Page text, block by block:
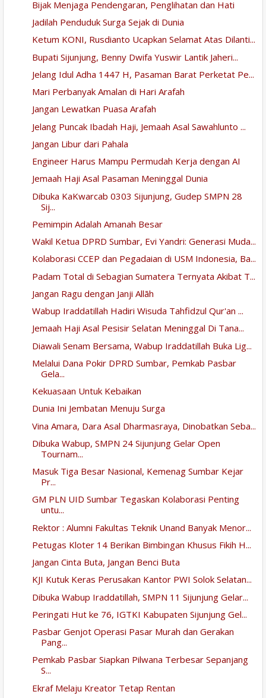
Bijak Menjaga Pendengaran, Penglihatan dan Hati
Jadilah Penduduk Surga Sejak di Dunia
Ketum KONI, Rusdianto Ucapkan Selamat Atas Dilanti...
Bupati Sijunjung, Benny Dwifa Yuswir Lantik Jaheri...
Jelang Idul Adha 1447 H, Pasaman Barat Perketat Pe...
Mari Perbanyak Amalan di Hari Arafah
Jangan Lewatkan Puasa Arafah
Jelang Puncak Ibadah Haji, Jemaah Asal Sawahlunto ...
Jangan Libur dari Pahala
Engineer Harus Mampu Permudah Kerja dengan AI
Jemaah Haji Asal Pasaman Meninggal Dunia
Dibuka KaKwarcab 0303 Sijunjung, Gudep SMPN 28
Sij...
Pemimpin Adalah Amanah Besar
Wakil Ketua DPRD Sumbar, Evi Yandri: Generasi Muda...
Kolaborasi CCEP dan Pegadaian di USM Indonesia, Ba...
Padam Total di Sebagian Sumatera Ternyata Akibat T...
Jangan Ragu dengan Janji Allāh
Wabup Iraddatillah Hadiri Wisuda Tahfidzul Qur'an ...
Jemaah Haji Asal Pesisir Selatan Meninggal Di Tana...
Diawali Senam Bersama, Wabup Iraddatillah Buka Lig...
Melalui Dana Pokir DPRD Sumbar, Pemkab Pasbar
Gela...
Kekuasaan Untuk Kebaikan
Dunia Ini Jembatan Menuju Surga
Vina Amara, Dara Asal Dharmasraya, Dinobatkan Seba...
Dibuka Wabup, SMPN 24 Sijunjung Gelar Open
Tournam...
Masuk Tiga Besar Nasional, Kemenag Sumbar Kejar
Pr...
GM PLN UID Sumbar Tegaskan Kolaborasi Penting
untu...
Rektor : Alumni Fakultas Teknik Unand Banyak Menor...
Petugas Kloter 14 Berikan Bimbingan Khusus Fikih H...
Jangan Cinta Buta, Jangan Benci Buta
KJI Kutuk Keras Perusakan Kantor PWI Solok Selatan...
Dibuka Wabup Iraddatillah, SMPN 11 Sijunjung Gelar...
Peringati Hut ke 76, IGTKI Kabupaten Sijunjung Gel...
Pasbar Genjot Operasi Pasar Murah dan Gerakan
Pang...
Pemkab Pasbar Siapkan Pilwana Terbesar Sepanjang
S...
Ekraf Melaju Kreator Tetap Rentan